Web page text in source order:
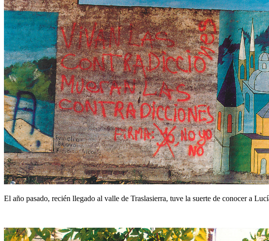
El año pasado, recién llegado al valle de Traslasierra, tuve la suerte de conocer a